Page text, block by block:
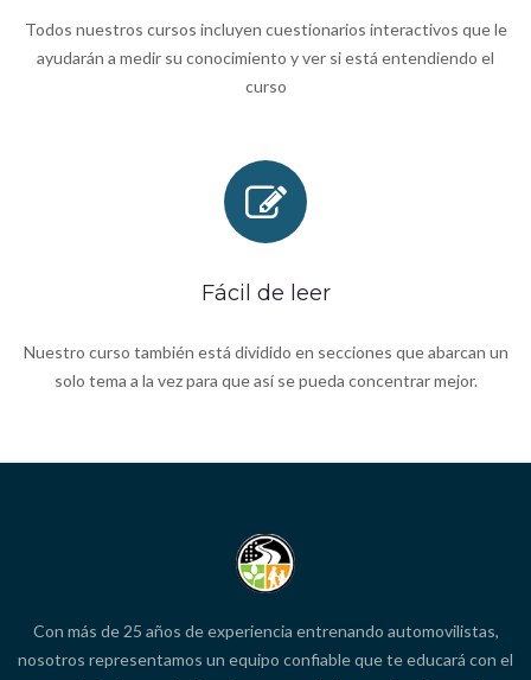
Todos nuestros cursos incluyen cuestionarios interactivos que le
ayudarán a medir su conocimiento y ver si está entendiendo el
curso
Fácil de leer
Nuestro curso también está dividido en secciones que abarcan un
solo tema a la vez para que así se pueda concentrar mejor.
Con más de 25 años de experiencia entrenando automovilistas,
nosotros representamos un equipo confiable que te educará con el